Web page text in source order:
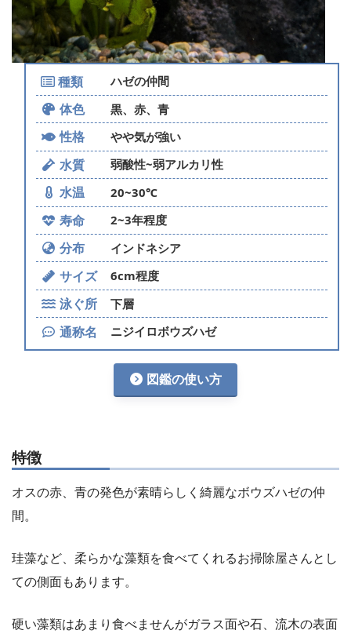
種類 ハゼの仲間
体色 黒、赤、青
性格 やや気が強い
水質 弱酸性~弱アルカリ性
水温 20~30℃
寿命 2~3年程度
分布 インドネシア
サイズ 6cm程度
泳ぐ所 下層
通称名 ニジイロボウズハゼ
図鑑の使い方
特徴
オスの赤、青の発色が素晴らしく綺麗なボウズハゼの仲
間。
珪藻など、柔らかな藻類を食べてくれるお掃除屋さんとし
ての側面もあります。
硬い藻類はあまり食べませんがガラス面や石、流木の表面